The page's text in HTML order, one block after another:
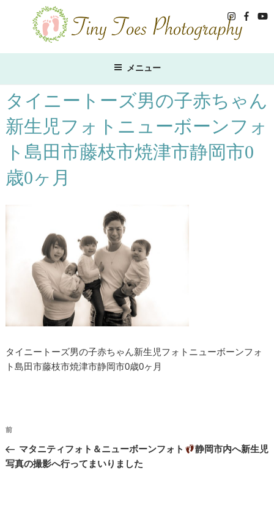
ン
キ
ッ
メニュー
タイニートーズ男の子赤ちゃん
新生児フォトニューボーンフォ
ト島田市藤枝市焼津市静岡市0
歳0ヶ月
タイニートーズ男の子赤ちゃん新生児フォトニューボーンフォ
ト島田市藤枝市焼津市静岡市0歳0ヶ月
投
稿
ナ
過
去
の
前
マタニティフォト＆ニューボーンフォト
静岡市内へ新生児
写真の撮影へ行ってまいりました